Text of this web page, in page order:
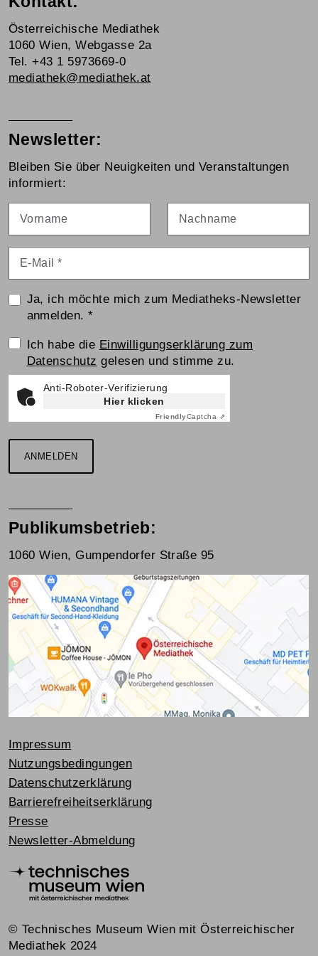
Österreichische Mediathek
1060 Wien, Webgasse 2a
Tel. +43 1 5973669-0
mediathek@mediathek.at
Newsletter:
Bleiben Sie über Neuigkeiten und Veranstaltungen
informiert:
Ja, ich möchte mich zum Mediatheks-Newsletter
anmelden.*
Einwilligungserklärung
Ich habe die Einwilligungserklärung zum
Datenschutz gelesen und stimme zu.
Anti-Roboter-Verifizierung
Hier klicken
FriendlyCaptcha ⇗
ANMELDEN
Publikumsbetrieb:
1060 Wien, Gumpendorfer Straße 95
Impressum
Nutzungsbedingungen
Datenschutzerklärung
Barrierefreiheitserklärung
Presse
Newsletter-Abmeldung
© Technisches Museum Wien mit Österreichischer
Mediathek 2024